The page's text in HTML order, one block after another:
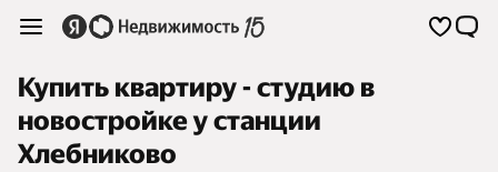
Купить квартиру - студию в
новостройке у станции
Хлебниково